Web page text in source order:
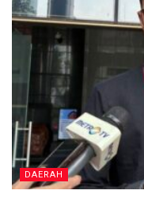
DAERAH